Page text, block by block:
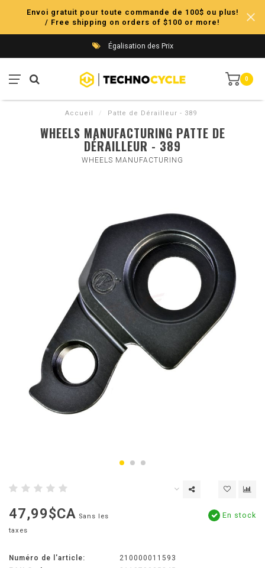
Envoi gratuit pour toute commande de 100$ ou plus!
/ Free shipping on orders of $100 or more!
Égalisation des Prix
0
Accueil / Patte de Dérailleur - 389
WHEELS MANUFACTURING PATTE DE
DÉRAILLEUR - 389
WHEELS MANUFACTURING
47,99$CA Sans les
taxes
En stock
Numéro de l'article:
210000011593